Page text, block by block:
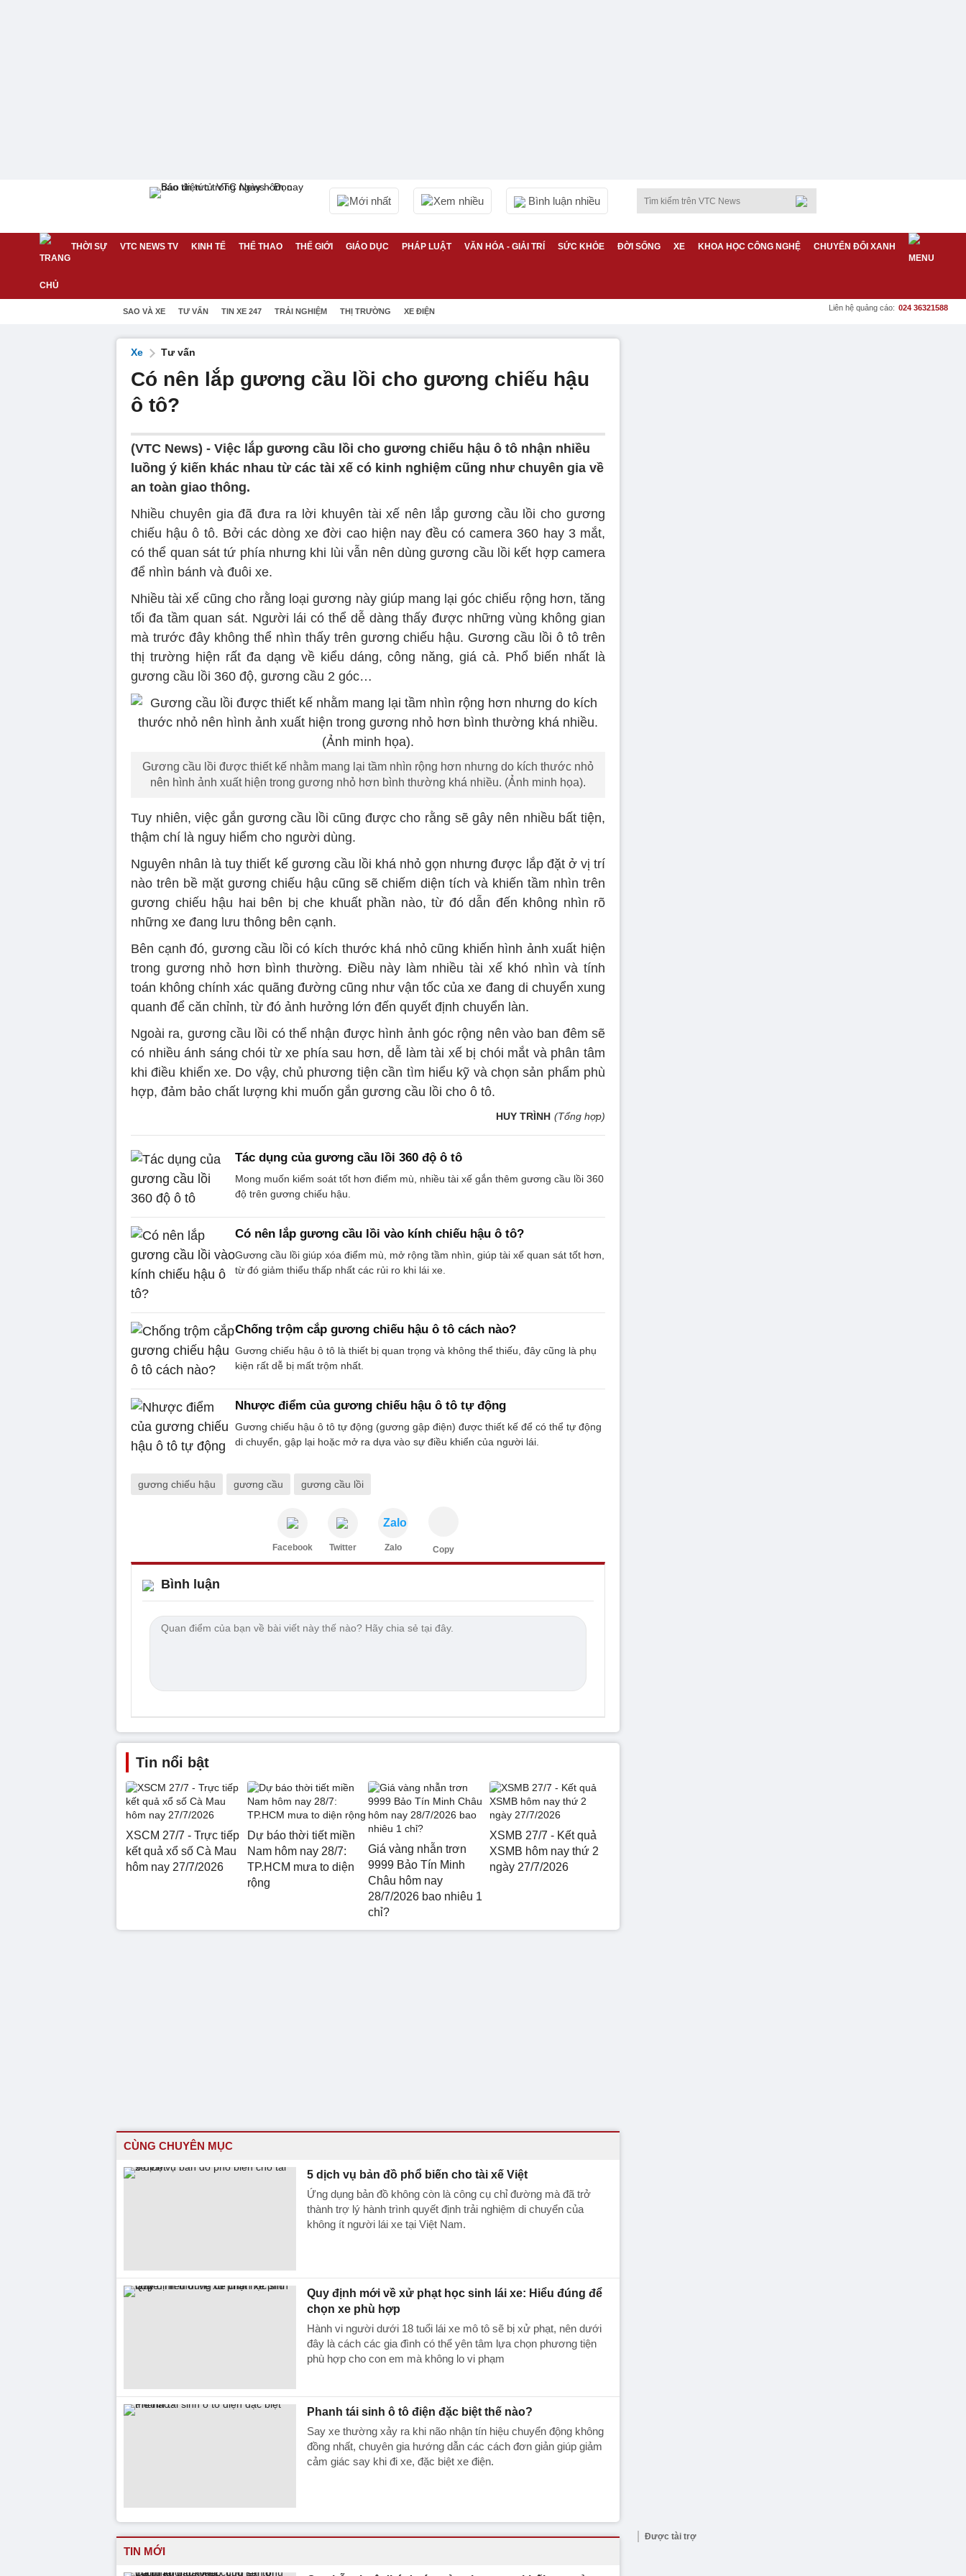
Mới nhất Xem nhiều Bình luận nhiều
THỜI SỰ VTC NEWS TV KINH TẾ THỂ THAO THẾ GIỚI GIÁO DỤC PHÁP LUẬT VĂN HÓA - GIẢI TRÍ SỨC KHỎE ĐỜI SỐNG XE KHOA HỌC CÔNG NGHỆ CHUYỂN ĐỔI XANH
SAO VÀ XE TƯ VẤN TIN XE 247 TRẢI NGHIỆM THỊ TRƯỜNG XE ĐIỆN Liên hệ quảng cáo: 024 36321588
Xe Tư vấn
Có nên lắp gương cầu lồi cho gương chiếu hậu
ô tô?
(VTC News) - Việc lắp gương cầu lồi cho gương chiếu hậu ô tô nhận nhiều
luồng ý kiến khác nhau từ các tài xế có kinh nghiệm cũng như chuyên gia về
an toàn giao thông.
Nhiều chuyên gia đã đưa ra lời khuyên tài xế nên lắp gương cầu lồi cho gương
chiếu hậu ô tô. Bởi các dòng xe đời cao hiện nay đều có camera 360 hay 3 mắt,
có thể quan sát tứ phía nhưng khi lùi vẫn nên dùng gương cầu lồi kết hợp camera
để nhìn bánh và đuôi xe.
Nhiều tài xế cũng cho rằng loại gương này giúp mang lại góc chiếu rộng hơn, tăng
tối đa tầm quan sát. Người lái có thể dễ dàng thấy được những vùng không gian
mà trước đây không thể nhìn thấy trên gương chiếu hậu. Gương cầu lồi ô tô trên
thị trường hiện rất đa dạng về kiểu dáng, công năng, giá cả. Phổ biến nhất là
gương cầu lồi 360 độ, gương cầu 2 góc…
Gương cầu lồi được thiết kế nhằm mang lại tầm nhìn rộng hơn nhưng do kích thước nhỏ
nên hình ảnh xuất hiện trong gương nhỏ hơn bình thường khá nhiều. (Ảnh minh họa).
Tuy nhiên, việc gắn gương cầu lồi cũng được cho rằng sẽ gây nên nhiều bất tiện,
thậm chí là nguy hiểm cho người dùng.
Nguyên nhân là tuy thiết kế gương cầu lồi khá nhỏ gọn nhưng được lắp đặt ở vị trí
nào trên bề mặt gương chiếu hậu cũng sẽ chiếm diện tích và khiến tầm nhìn trên
gương chiếu hậu hai bên bị che khuất phần nào, từ đó dẫn đến không nhìn rõ
những xe đang lưu thông bên cạnh.
Bên cạnh đó, gương cầu lồi có kích thước khá nhỏ cũng khiến hình ảnh xuất hiện
trong gương nhỏ hơn bình thường. Điều này làm nhiều tài xế khó nhìn và tính
toán không chính xác quãng đường cũng như vận tốc của xe đang di chuyển xung
quanh để căn chỉnh, từ đó ảnh hưởng lớn đến quyết định chuyển làn.
Ngoài ra, gương cầu lồi có thể nhận được hình ảnh góc rộng nên vào ban đêm sẽ
có nhiều ánh sáng chói từ xe phía sau hơn, dễ làm tài xế bị chói mắt và phân tâm
khi điều khiển xe. Do vậy, chủ phương tiện cần tìm hiểu kỹ và chọn sản phẩm phù
hợp, đảm bảo chất lượng khi muốn gắn gương cầu lồi cho ô tô.
HUY TRÌNH (Tổng hợp)
Tác dụng của gương cầu lồi 360 độ ô tô
Mong muốn kiểm soát tốt hơn điểm mù, nhiều tài xế gắn thêm gương cầu lồi 360
độ trên gương chiếu hậu.
Có nên lắp gương cầu lồi vào kính chiếu hậu ô tô?
Gương cầu lồi giúp xóa điểm mù, mở rộng tầm nhìn, giúp tài xế quan sát tốt hơn,
từ đó giảm thiểu thấp nhất các rủi ro khi lái xe.
Chống trộm cắp gương chiếu hậu ô tô cách nào?
Gương chiếu hậu ô tô là thiết bị quan trọng và không thể thiếu, đây cũng là phụ
kiện rất dễ bị mất trộm nhất.
Nhược điểm của gương chiếu hậu ô tô tự động
Gương chiếu hậu ô tô tự động (gương gập điện) được thiết kế để có thể tự động
di chuyển, gập lại hoặc mở ra dựa vào sự điều khiển của người lái.
gương chiếu hậu gương cầu gương cầu lồi
Facebook Twitter
Zalo
Zalo Copy
Bình luận
Tin nổi bật
XSCM 27/7 - Trực tiếp
kết quả xổ số Cà Mau
hôm nay 27/7/2026
Dự báo thời tiết miền
Nam hôm nay 28/7:
TP.HCM mưa to diện
rộng
Giá vàng nhẫn trơn
9999 Bảo Tín Minh
Châu hôm nay
28/7/2026 bao nhiêu 1
chỉ?
XSMB 27/7 - Kết quả
XSMB hôm nay thứ 2
ngày 27/7/2026
CÙNG CHUYÊN MỤC
5 dịch vụ bản đồ phổ biến cho tài xế Việt
Ứng dụng bản đồ không còn là công cụ chỉ đường mà đã trở
thành trợ lý hành trình quyết định trải nghiệm di chuyển của
không ít người lái xe tại Việt Nam.
Quy định mới về xử phạt học sinh lái xe: Hiểu đúng để
chọn xe phù hợp
Hành vi người dưới 18 tuổi lái xe mô tô sẽ bị xử phạt, nên dưới
đây là cách các gia đình có thể yên tâm lựa chọn phương tiện
phù hợp cho con em mà không lo vi phạm
Phanh tái sinh ô tô điện đặc biệt thế nào?
Say xe thường xảy ra khi não nhận tín hiệu chuyển động không
đồng nhất, chuyên gia hướng dẫn các cách đơn giản giúp giảm
cảm giác say khi đi xe, đặc biệt xe điện.
TIN MỚI
Được tài trợ